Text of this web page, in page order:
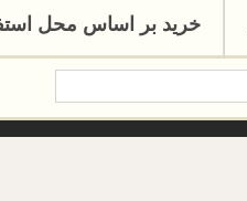
خرید بر اساس محل